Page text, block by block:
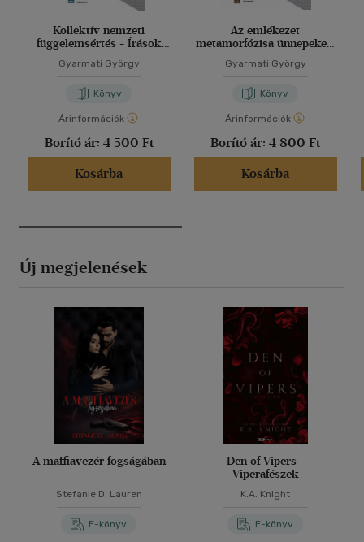
Kollektív nemzeti
függelemsértés - Írások
Gyarmati György
Könyv
Árinformációk
Borító ár: 4 500 Ft
Kosárba
Az emlékezet
metamorfózisa ünnepeken,
Gyarmati György
Könyv
Árinformációk
Borító ár: 4 800 Ft
Kosárba
Új megjelenések
A maffiavezér fogságában
Stefanie D. Lauren
E-könyv
Den of Vipers -
Viperafészek
K.A. Knight
E-könyv